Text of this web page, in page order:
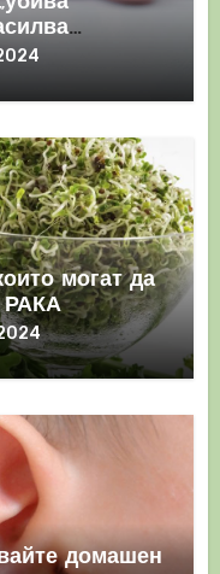
могат да
РАКА
домашен